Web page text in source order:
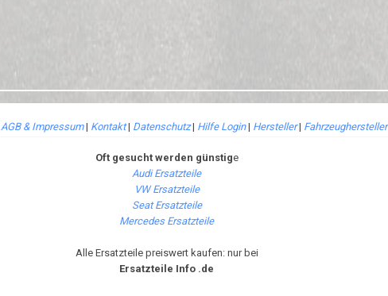
AGB & Impressum| Kontakt| Datenschutz| Hilfe Login| Hersteller| Fahrzeughersteller
Oft gesucht werden günstige
Audi Ersatzteile
VW Ersatzteile
Seat Ersatzteile
Mercedes Ersatzteile
Alle Ersatzteile preiswert kaufen: nur bei
Ersatzteile Info .de